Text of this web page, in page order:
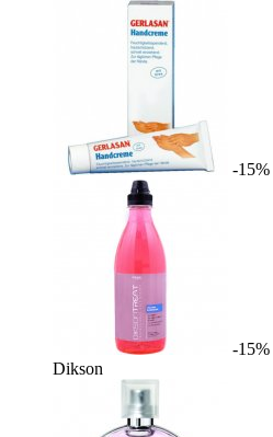
-15%
-15%
Dikson